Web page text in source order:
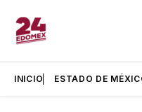
INICIO ESTADO DE